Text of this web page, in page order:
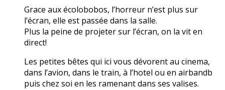
Grace aux écolobobos, l’horreur n’est plus sur
l’écran, elle est passée dans la salle.
Plus la peine de projeter sur l’écran, on la vit en
direct!
Les petites bêtes qui ici vous dévorent au cinema,
dans l’avion, dans le train, à l’hotel ou en airbandb
puis chez soi en les ramenant dans ses valises.